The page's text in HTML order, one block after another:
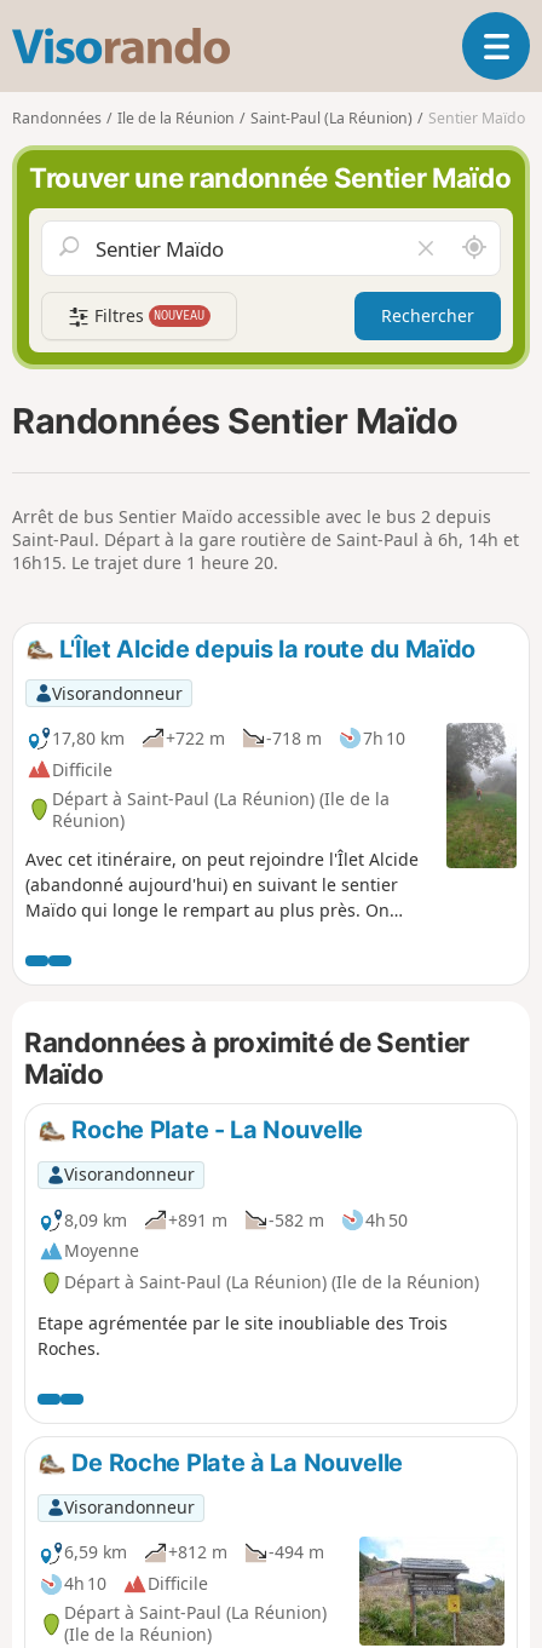
s
o
r
n
d
O
u
r
l
a
i
g
Randonnées Ile de la Réunion Saint-Paul (La Réunion) Sentier Maïdo
Trouver une randonnée Sentier Maïdo
i
d
e
r
l
c
a
p
A
u
t
u
r
o
Filtres NOUVEAU Rechercher
Randonnées Sentier Maïdo
Arrêt de bus Sentier Maïdo accessible avec le bus 2 depuis
Saint-Paul. Départ à la gare routière de Saint-Paul à 6h, 14h et
16h15. Le trajet dure 1 heure 20.
L'Îlet Alcide depuis la route du Maïdo
Visorandonneur
17,80 km
+722 m -718 m
7h 10
Difficile
Départ à Saint-Paul (La Réunion) (Ile de la
Réunion)
Avec cet itinéraire, on peut rejoindre l'Îlet Alcide
(abandonné aujourd'hui) en suivant le sentier
Maïdo qui longe le rempart au plus près. On
l'entrée du Cirque de Mafate et la Rivière des
Galets tout au long de la descente. Cette partie
branche vers le Grand Bénare. Le retour se fait
par le Sentier de Cambourg qui traverse la
réserve forestière Hauts de Bois de Nèfles et la
Route Forestière Omega.
Randonnées à proximité de Sentier
Maïdo
Roche Plate - La Nouvelle
Visorandonneur
8,09 km
+891 m -582 m
4h 50
Moyenne
Départ à Saint-Paul (La Réunion) (Ile de la Réunion)
Etape agrémentée par le site inoubliable des Trois
Roches.
De Roche Plate à La Nouvelle
Visorandonneur
6,59 km
+812 m
-494 m
4h 10
Difficile
Départ à Saint-Paul (La Réunion)
(Ile de la Réunion)